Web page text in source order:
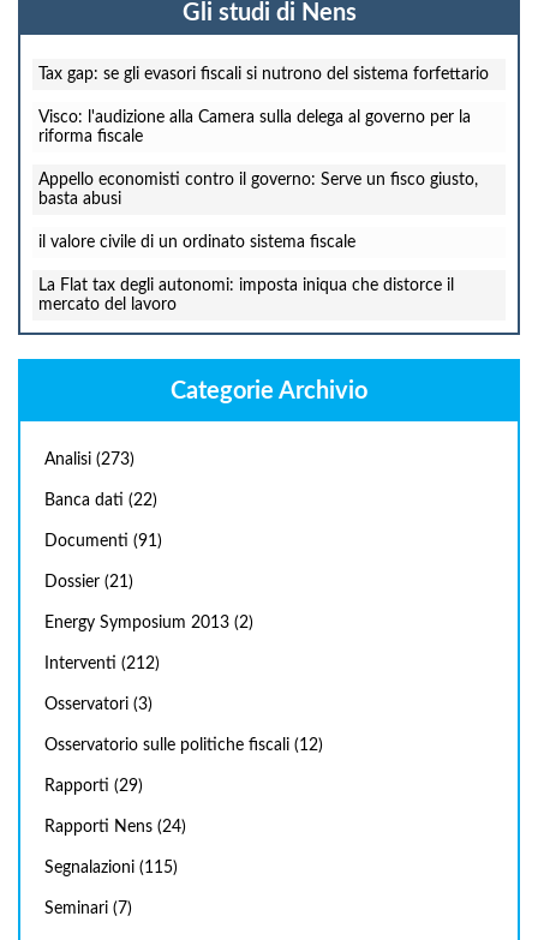
Gli studi di Nens
Tax gap: se gli evasori fiscali si nutrono del sistema forfettario
Visco: l'audizione alla Camera sulla delega al governo per la
riforma fiscale
Appello economisti contro il governo: Serve un fisco giusto,
basta abusi
il valore civile di un ordinato sistema fiscale
La Flat tax degli autonomi: imposta iniqua che distorce il
mercato del lavoro
Categorie Archivio
Analisi (273)
Banca dati (22)
Documenti (91)
Dossier (21)
Energy Symposium 2013 (2)
Interventi (212)
Osservatori (3)
Osservatorio sulle politiche fiscali (12)
Rapporti (29)
Rapporti Nens (24)
Segnalazioni (115)
Seminari (7)